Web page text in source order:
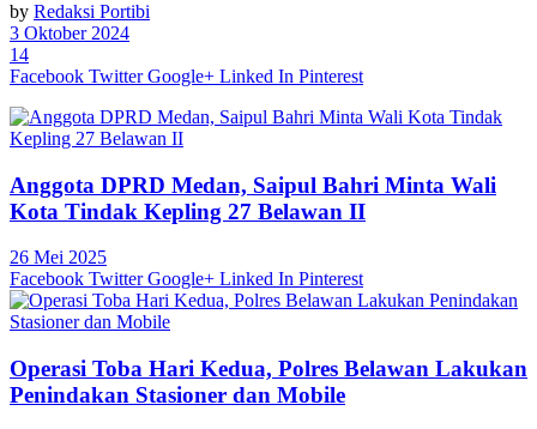
by Redaksi Portibi
3 Oktober 2024
14
Facebook Twitter Google+ Linked In Pinterest
Anggota DPRD Medan, Saipul Bahri Minta Wali
Kota Tindak Kepling 27 Belawan II
26 Mei 2025
Facebook Twitter Google+ Linked In Pinterest
Operasi Toba Hari Kedua, Polres Belawan Lakukan
Penindakan Stasioner dan Mobile